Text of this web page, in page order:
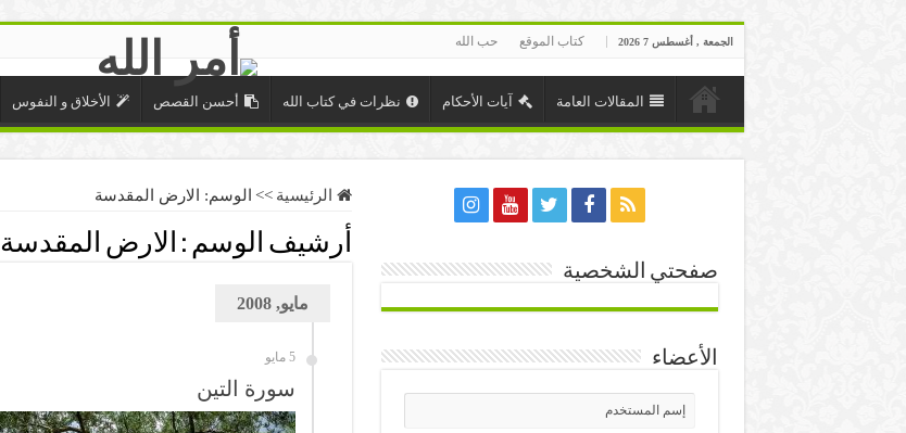
الجمعة , أغسطس 7 2026 كتاب الموقع حب الله
المقالات العامة آيات الأحكام نظرات في كتاب الله أحسن القصص الأخلاق و النفوس
الرئيسية >> الوسم: الارض المقدسة
أرشيف الوسم : الارض المقدسة
مايو, 2008
5 مايو
سورة التين
صفحتي الشخصية
الأعضاء